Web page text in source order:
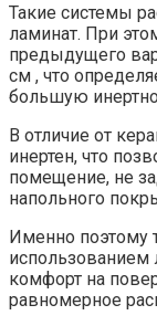
Такие системы
ламинат. При
предыдущего
см , что
большую
В отличие от
инертен, что
помещение, не
напольного
Именно поэтому
комфорт на
равномерное